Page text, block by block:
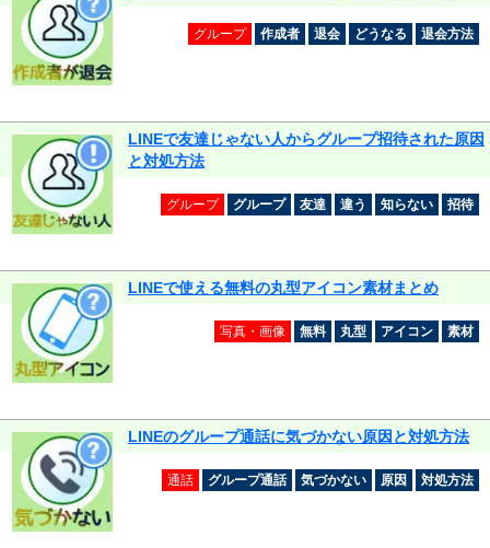
グループ 作成者 退会 どうなる 退会方法
LINEで友達じゃない人からグループ招待された原因
と対処方法
グループ グループ 友達 違う 知らない 招待
LINEで使える無料の丸型アイコン素材まとめ
写真・画像 無料 丸型 アイコン 素材
LINEのグループ通話に気づかない原因と対処方法
通話 グループ通話 気づかない 原因 対処方法